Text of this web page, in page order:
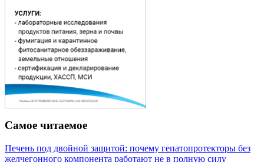
Самое читаемое
Печень под двойной защитой: почему гепатопротекторы без
желчегонного компонента работают не в полную силу